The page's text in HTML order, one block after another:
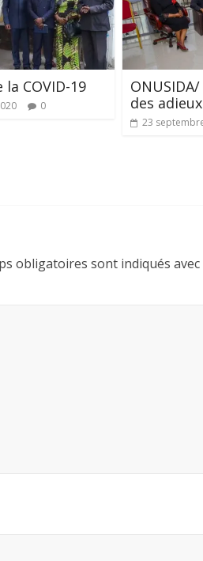
COVID-19
0
des
23
obligatoires sont indiqués avec